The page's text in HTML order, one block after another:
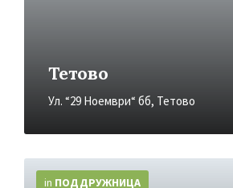
Тетово
Ул. “29 Ноември“ бб, Тетово
in ПОДДРУЖНИЦA
Info